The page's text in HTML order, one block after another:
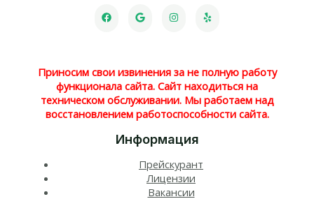
Приносим свои извинения за не полную работу
функционала сайта. Сайт находиться на
техническом обслуживании. Мы работаем над
восстановлением работоспособности сайта.
Информация
Прейскурант
Лицензии
Вакансии